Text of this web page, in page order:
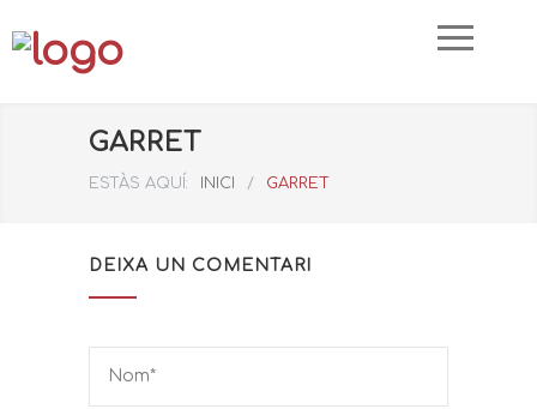
GARRET
ESTÀS AQUÍ: INICI / GARRET
DEIXA UN COMENTARI